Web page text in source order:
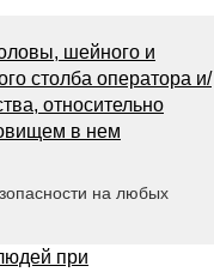
шейного и
столба оператора и/
относительно
в нем
на любых
при